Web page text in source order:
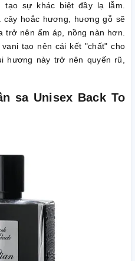
tạo sự khác biệt đầy lạ lẫm.
hoắc hương, hương gỗ sẽ
trở nên ấm áp, nồng nàn hơn.
tạo nên cái kết "chất" cho
hương này trở nên quyến rũ,
sa Unisex Back To